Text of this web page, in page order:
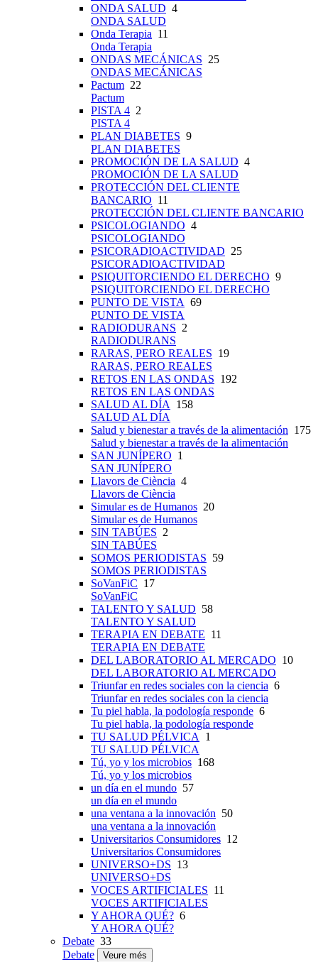
ONDA SALUD 4
ONDA SALUD
Onda Terapia 11
Onda Terapia
ONDAS MECÁNICAS 25
ONDAS MECÁNICAS
Pactum 22
Pactum
PISTA 4 2
PISTA 4
PLAN DIABETES 9
PLAN DIABETES
PROMOCIÓN DE LA SALUD 4
PROMOCIÓN DE LA SALUD
PROTECCIÓN DEL CLIENTE
BANCARIO 11
PROTECCIÓN DEL CLIENTE BANCARIO
PSICOLOGIANDO 4
PSICOLOGIANDO
PSICORADIOACTIVIDAD 25
PSICORADIOACTIVIDAD
PSIQUITORCIENDO EL DERECHO 9
PSIQUITORCIENDO EL DERECHO
PUNTO DE VISTA 69
PUNTO DE VISTA
RADIODURANS 2
RADIODURANS
RARAS, PERO REALES 19
RARAS, PERO REALES
RETOS EN LAS ONDAS 192
RETOS EN LAS ONDAS
SALUD AL DÍA 158
SALUD AL DÍA
Salud y bienestar a través de la alimentación 175
Salud y bienestar a través de la alimentación
SAN JUNÍPERO 1
SAN JUNÍPERO
Llavors de Ciència 4
Llavors de Ciència
Simular es de Humanos 20
Simular es de Humanos
SIN TABÚES 2
SIN TABÚES
SOMOS PERIODISTAS 59
SOMOS PERIODISTAS
SoVanFiC 17
SoVanFiC
TALENTO Y SALUD 58
TALENTO Y SALUD
TERAPIA EN DEBATE 11
TERAPIA EN DEBATE
DEL LABORATORIO AL MERCADO 10
DEL LABORATORIO AL MERCADO
Triunfar en redes sociales con la ciencia 6
Triunfar en redes sociales con la ciencia
Tu piel habla, la podología responde 6
Tu piel habla, la podología responde
TU SALUD PÉLVICA 1
TU SALUD PÉLVICA
Tú, yo y los microbios 168
Tú, yo y los microbios
un día en el mundo 57
un día en el mundo
una ventana a la innovación 50
una ventana a la innovación
Universitarios Consumidores 12
Universitarios Consumidores
UNIVERSO+DS 13
UNIVERSO+DS
VOCES ARTIFICIALES 11
VOCES ARTIFICIALES
Y AHORA QUÉ? 6
Y AHORA QUÉ?
Debate 33
Debate
Veure més